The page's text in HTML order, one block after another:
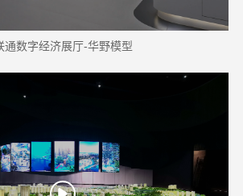
通数字经济展厅-华野模型